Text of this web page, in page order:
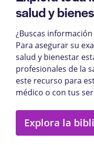
salud y
¿Buscas
Para asegurar su
salud y bienestar
profesionales de la
este recurso para
médico o con tus
Explora la